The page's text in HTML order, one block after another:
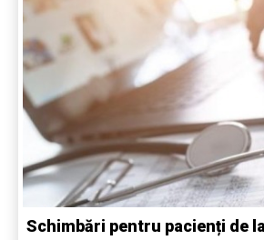
Schimbări pentru pacienți de